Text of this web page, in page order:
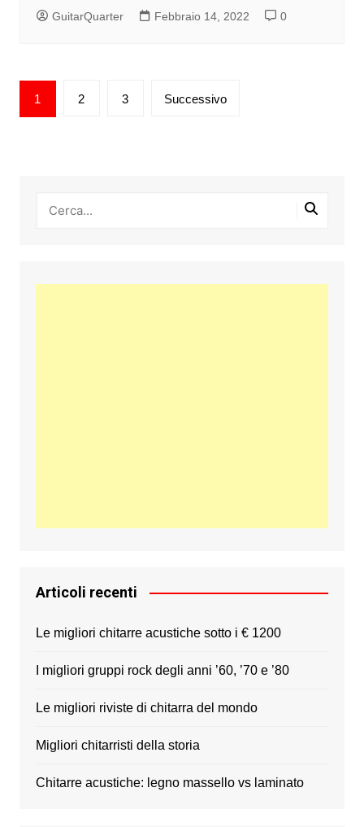
GuitarQuarter Febbraio 14, 2022 0
Paginazione
degli
1 2 3 Successivo
Articoli recenti
Le migliori chitarre acustiche sotto i € 1200
I migliori gruppi rock degli anni ’60, ’70 e ’80
Le migliori riviste di chitarra del mondo
Migliori chitarristi della storia
Chitarre acustiche: legno massello vs laminato